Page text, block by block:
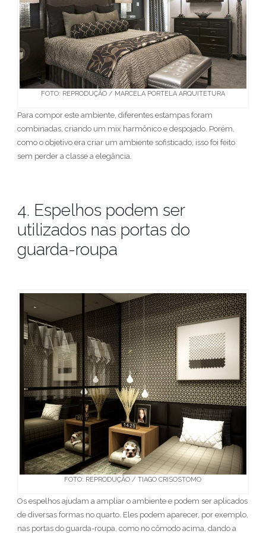
FOTO: REPRODUÇÃO / MARCELA PORTELA ARQUITETURA
Para compor este ambiente, diferentes estampas foram
combinadas, criando um mix harmônico e despojado. Porém,
como o objetivo era criar um ambiente sofisticado, isso foi feito
sem perder a classe a elegância.
4. Espelhos podem ser
utilizados nas portas do
guarda-roupa
FOTO: REPRODUÇÃO / TIAGO CRISOSTOMO
Os espelhos ajudam a ampliar o ambiente e podem ser aplicados
de diversas formas no quarto. Eles podem aparecer, por exemplo,
nas portas do guarda-roupa, como no cômodo acima, dando a